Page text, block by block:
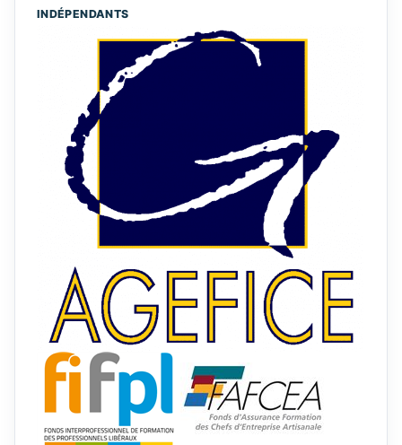
INDÉPENDANTS